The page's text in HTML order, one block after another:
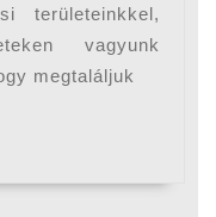
munka
területeinkkel,
vagyunk
megtaláljuk